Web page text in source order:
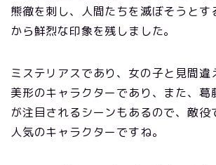
熊徹を刺し、人間たちを滅ぼそうとす
から鮮烈な印象を残しました。
ミステリアスであり、女の子と見間違
美形のキャラクターであり、また、葛
が注目されるシーンもあるので、敵役
人気のキャラクターですね。